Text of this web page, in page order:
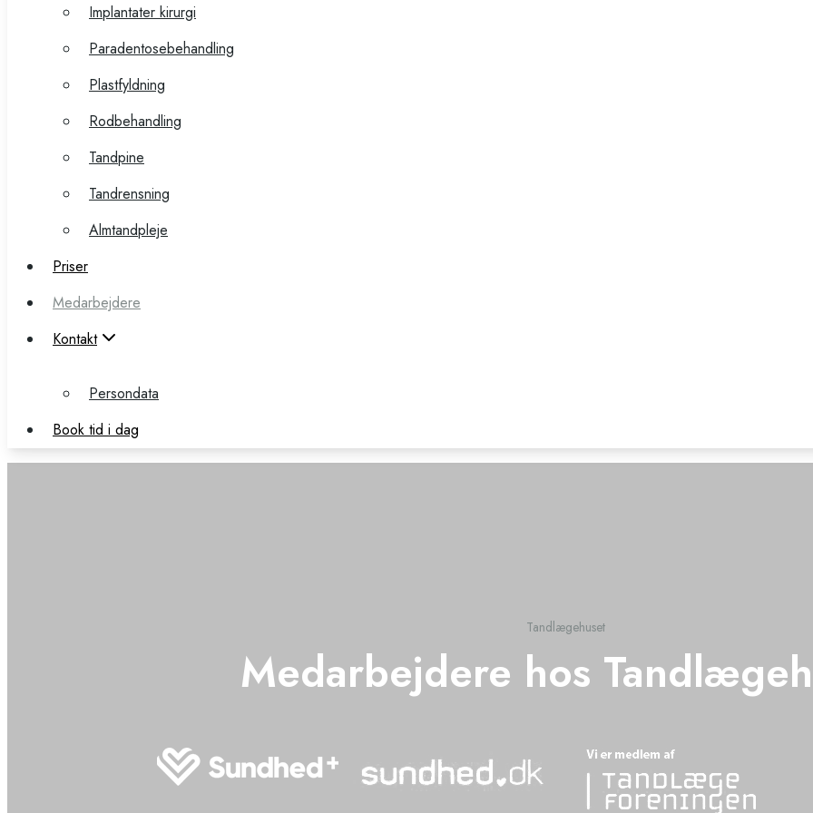
Paradentosebehandling
Plastfyldning
Rodbehandling
Tandpine
Tandrensning
Almtandpleje
Priser
Medarbejdere
Kontakt
Book tid i dag
Implantater kirurgi
Paradentosebehandling
Plastfyldning
Rodbehandling
Tandpine
Tandrensning
Almtandpleje
Priser
Medarbejdere
Kontakt
Persondata
Book tid i dag
Tandlægehuset
Medarbejdere hos